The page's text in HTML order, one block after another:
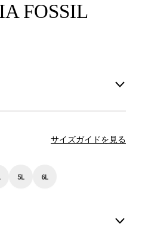
FOSSIL
サイズガイドを見る
5L 6L